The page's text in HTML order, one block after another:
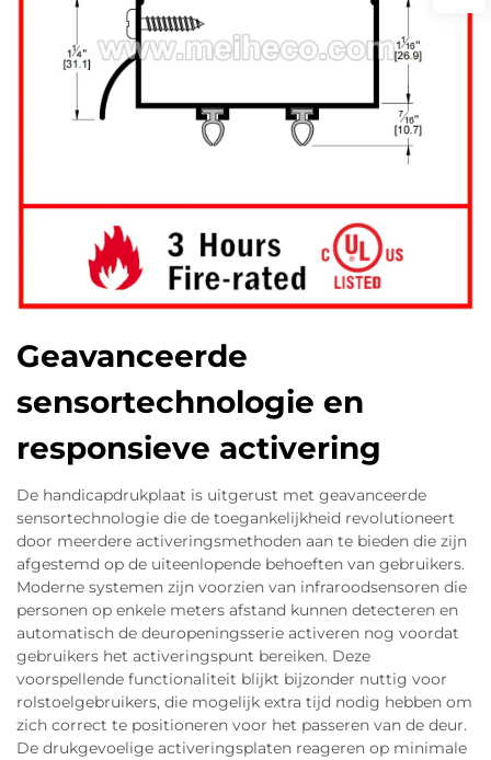
Geavanceerde
sensortechnologie en
responsieve activering
De handicapdrukplaat is uitgerust met geavanceerde
sensortechnologie die de toegankelijkheid revolutioneert
door meerdere activeringsmethoden aan te bieden die zijn
afgestemd op de uiteenlopende behoeften van gebruikers.
Moderne systemen zijn voorzien van infraroodsensoren die
personen op enkele meters afstand kunnen detecteren en
automatisch de deuropeningsserie activeren nog voordat
gebruikers het activeringspunt bereiken. Deze
voorspellende functionaliteit blijkt bijzonder nuttig voor
rolstoelgebruikers, die mogelijk extra tijd nodig hebben om
zich correct te positioneren voor het passeren van de deur.
De drukgevoelige activeringsplaten reageren op minimale